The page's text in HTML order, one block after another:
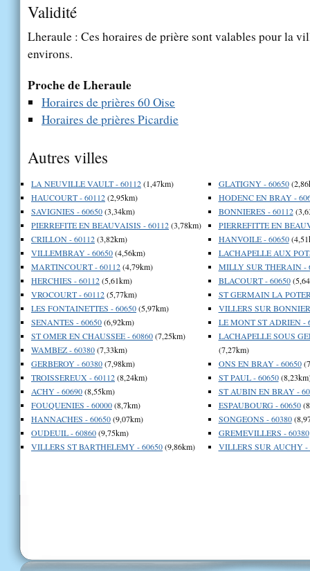
Validité
Lheraule : Ces horaires de prière sont valables pour la
environs.
Proche de Lheraule
Horaires de prières 60 Oise
Horaires de prières Picardie
Autres villes
LA NEUVILLE VAULT - 60112(1,47km)
HAUCOURT - 60112(2,95km)
SAVIGNIES - 60650(3,34km)
PIERREFITE EN BEAUVAISIS - 60112(3,78km)
CRILLON - 60112(3,82km)
VILLEMBRAY - 60650(4,56km)
MARTINCOURT - 60112(4,79km)
HERCHIES - 60112(5,61km)
VROCOURT - 60112(5,77km)
LES FONTAINETTES - 60650(5,97km)
SENANTES - 60650(6,92km)
ST OMER EN CHAUSSEE - 60860(7,25km)
WAMBEZ - 60380(7,33km)
GERBEROY - 60380(7,98km)
TROISSEREUX - 60112(8,24km)
ACHY - 60690(8,55km)
FOUQUENIES - 60000(8,7km)
HANNACHES - 60650(9,07km)
OUDEUIL - 60860(9,75km)
VILLERS ST BARTHELEMY - 60650(9,86km)
GLATIGNY - 60650
HODENC EN BRAY -
BONNIERES - 60112
PIERREFITTE EN
HANVOILE - 60650
LACHAPELLE AUX
MILLY SUR THERAIN -
BLACOURT - 60650
ST GERMAIN LA
VILLERS SUR
LE MONT ST ADRIEN -
LACHAPELLE SOUS
(7,27km)
ONS EN BRAY - 60650
ST PAUL - 60650
ST AUBIN EN BRAY -
ESPAUBOURG - 60650
SONGEONS - 60380
GREMEVILLERS - 60380
VILLERS SUR AUCHY -